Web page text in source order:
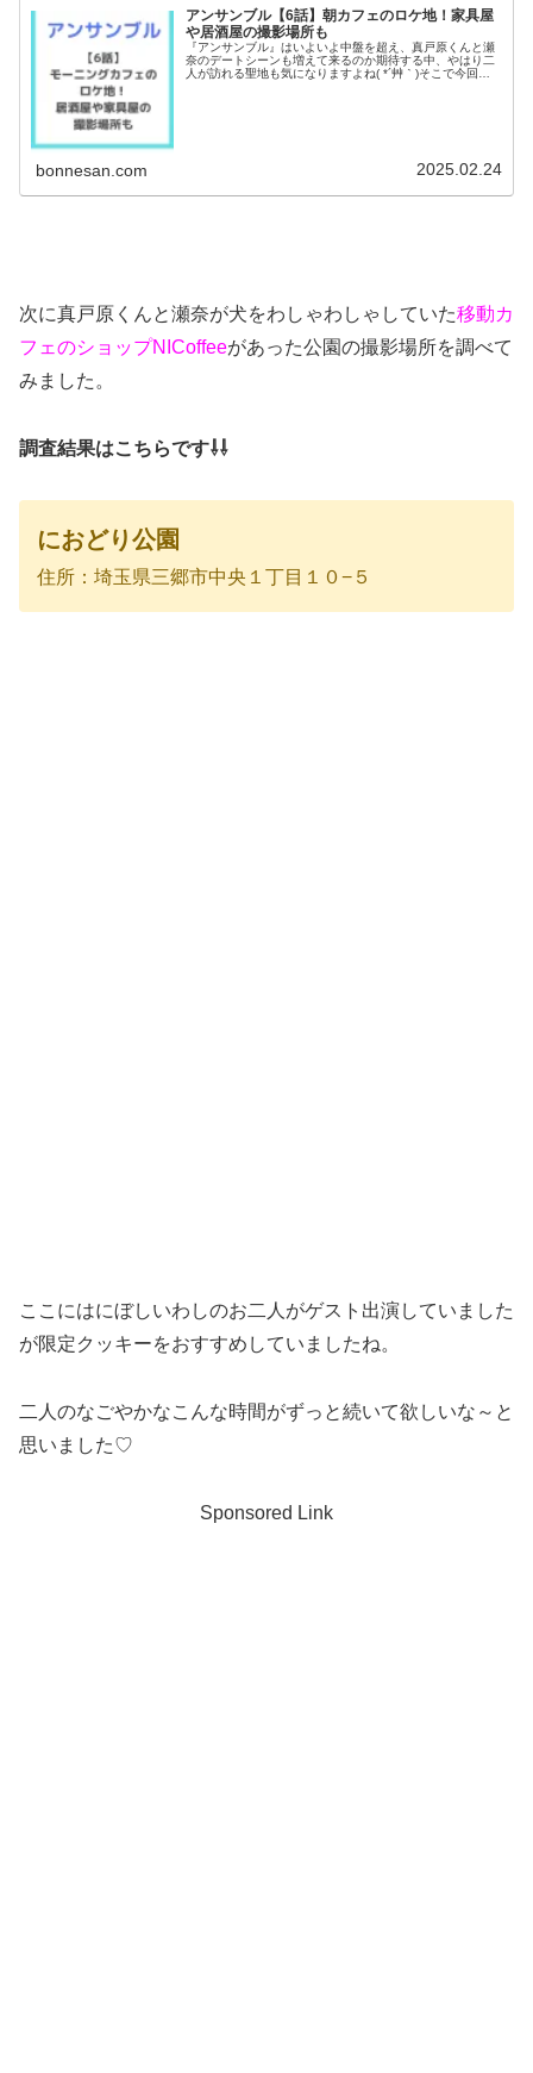
アンサンブル【6話】朝カフェのロケ地！家具屋
や居酒屋の撮影場所も
『アンサンブル』はいよいよ中盤を超え、真戸原くんと瀬
奈のデートシーンも増えて来るのか期待する中、やはり二
人が訪れる聖地も気になりますよね( *´艸｀)そこで今回
bonnesan.com 2025.02.24
次に真戸原くんと瀬奈が犬をわしゃわしゃしていた移動カ
フェのショップNICoffeeがあった公園の撮影場所を調べて
みました。
調査結果はこちらです⇩⇩
におどり公園
住所：埼玉県三郷市中央１丁目１０−５
ここにはにぼしいわしのお二人がゲスト出演していました
が限定クッキーをおすすめしていましたね。
二人のなごやかなこんな時間がずっと続いて欲しいな～と
思いました♡
Sponsored Link